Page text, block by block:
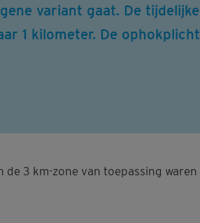
variant gaat. De tijdelijke
1 kilometer. De ophokplicht
3 km-zone van toepassing waren